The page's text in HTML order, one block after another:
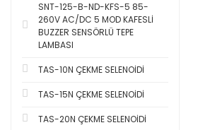
SNT-125-B-ND-KFS-5 85-
260V AC/DC 5 MOD KAFESLİ
BUZZER SENSÖRLÜ TEPE
LAMBASI
TAS-10N ÇEKME SELENOİDİ
TAS-15N ÇEKME SELENOİDİ
TAS-20N ÇEKME SELENOİDİ